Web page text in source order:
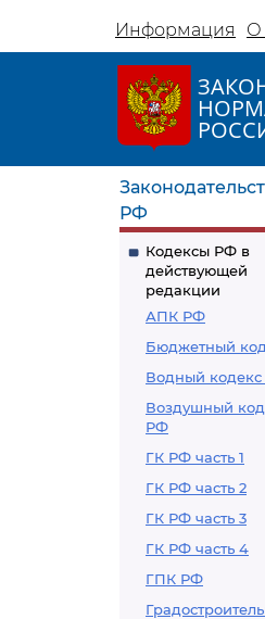
Информация О
РФ
Кодексы РФ в
действующей
редакции
АПК РФ
Бюджетный
Водный
Воздушный
РФ
ГК РФ часть 1
ГК РФ часть 2
ГК РФ часть 3
ГК РФ часть 4
ГПК РФ